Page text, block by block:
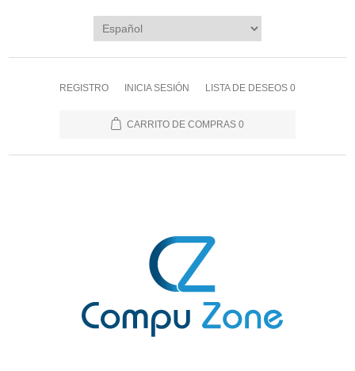
REGISTRO INICIA SESIÓN LISTA DE DESEOS 0
CARRITO DE COMPRAS 0